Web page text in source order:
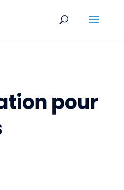
pour